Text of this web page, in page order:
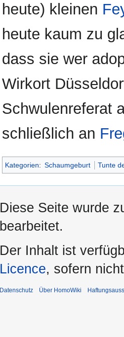
heute) kleinen
heute kaum zu
dass sie wer
Wirkort
Schwulenreferat
schließlich an
Kategorien: Schaumgeburt Tunte
Diese Seite wurde
bearbeitet.
Der Inhalt ist
Licence, sofern
Datenschutz Über HomoWiki